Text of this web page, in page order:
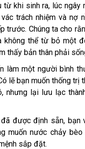
khi sinh ra, lúc ngây
trách nhiệm và nợ
trước. Chúng ta cho
không thể từ bỏ một
thấy bản thân phải
làm một người bình
lẽ bạn muốn thống trị
nhưng lại lưu lạc
được định sẵn, bạn
muốn nước chảy
sắp đặt.